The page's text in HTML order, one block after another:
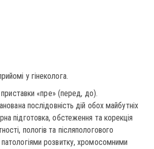
у гінеколога.
приставки «пре» (перед, до).
послідовність дій обох майбутніх
підготовка, обстеження та корекція
пологів та післяпологового
розвитку, хромосомними